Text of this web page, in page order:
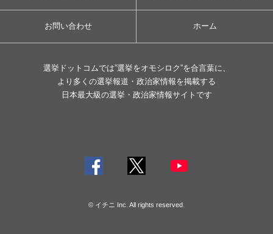
お問い合わせ ホーム
選挙ドットコムでは”選挙をオモシロク”を合言葉に、
より多くの選挙報道・政治家情報を掲載する
日本最大級の選挙・政治家情報サイトです
© イチニ Inc. All rights reserved.